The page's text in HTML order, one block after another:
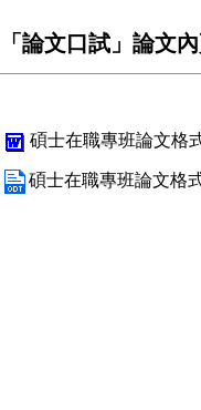
「論文口試」論文
碩士在職專班論文格
碩士在職專班論文格